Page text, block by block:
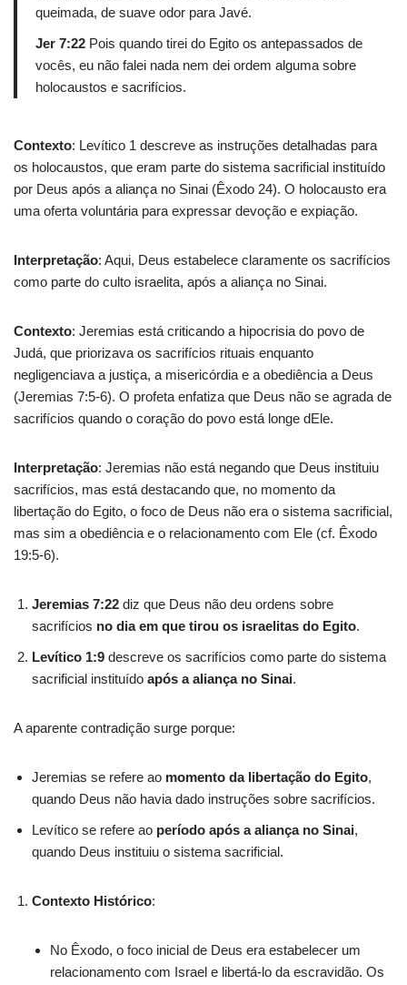
queimada, de suave odor para Javé.
Jer 7:22 Pois quando tirei do Egito os antepassados de
vocês, eu não falei nada nem dei ordem alguma sobre
holocaustos e sacrifícios.
Contexto: Levítico 1 descreve as instruções detalhadas para
os holocaustos, que eram parte do sistema sacrificial instituído
por Deus após a aliança no Sinai (Êxodo 24). O holocausto era
uma oferta voluntária para expressar devoção e expiação.
Interpretação: Aqui, Deus estabelece claramente os sacrifícios
como parte do culto israelita, após a aliança no Sinai.
Contexto: Jeremias está criticando a hipocrisia do povo de
Judá, que priorizava os sacrifícios rituais enquanto
negligenciava a justiça, a misericórdia e a obediência a Deus
(Jeremias 7:5-6). O profeta enfatiza que Deus não se agrada de
sacrifícios quando o coração do povo está longe dEle.
Interpretação: Jeremias não está negando que Deus instituiu
sacrifícios, mas está destacando que, no momento da
libertação do Egito, o foco de Deus não era o sistema sacrificial,
mas sim a obediência e o relacionamento com Ele (cf. Êxodo
19:5-6).
Jeremias 7:22 diz que Deus não deu ordens sobre
sacrifícios no dia em que tirou os israelitas do Egito.
Levítico 1:9 descreve os sacrifícios como parte do sistema
sacrificial instituído após a aliança no Sinai.
A aparente contradição surge porque:
Jeremias se refere ao momento da libertação do Egito,
quando Deus não havia dado instruções sobre sacrifícios.
Levítico se refere ao período após a aliança no Sinai,
quando Deus instituiu o sistema sacrificial.
Contexto Histórico:
No Êxodo, o foco inicial de Deus era estabelecer um
relacionamento com Israel e libertá-lo da escravidão. Os